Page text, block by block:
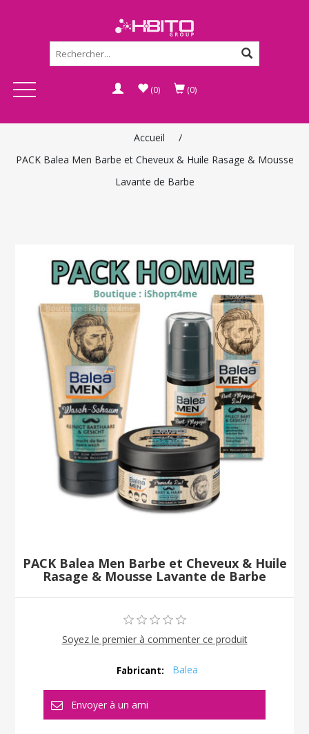
(0) (0)
Accueil
/
PACK Balea Men Barbe et Cheveux & Huile Rasage & Mousse
Lavante de Barbe
PACK Balea Men Barbe et Cheveux & Huile
Rasage & Mousse Lavante de Barbe
Soyez le premier à commenter ce produit
Fabricant: Balea